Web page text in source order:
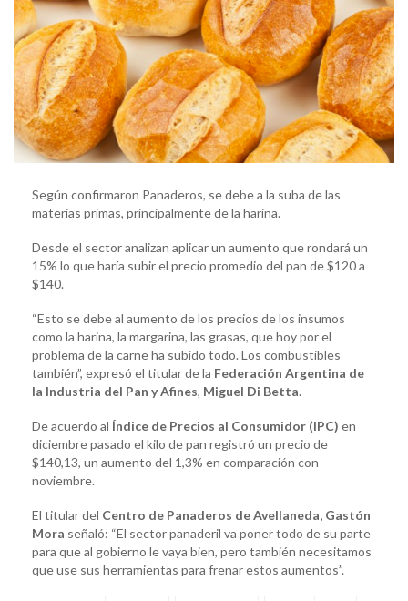
Según confirmaron Panaderos, se debe a la suba de las
materias primas, principalmente de la harina.
Desde el sector analizan aplicar un aumento que rondará un
15% lo que haría subir el precio promedio del pan de $120 a
$140.
“Esto se debe al aumento de los precios de los insumos
como la harina, la margarina, las grasas, que hoy por el
problema de la carne ha subido todo. Los combustibles
también”, expresó el titular de la Federación Argentina de
la Industria del Pan y Afines, Miguel Di Betta.
De acuerdo al Índice de Precios al Consumidor (IPC) en
diciembre pasado el kilo de pan registró un precio de
$140,13, un aumento del 1,3% en comparación con
noviembre.
El titular del Centro de Panaderos de Avellaneda, Gastón
Mora señaló: “El sector panaderil va poner todo de su parte
para que al gobierno le vaya bien, pero también necesitamos
que use sus herramientas para frenar estos aumentos”.